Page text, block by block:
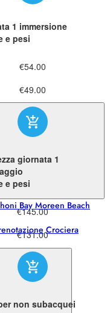
BayMoreen Beach
Crociera
1 immersione
e pesi
€54.00
€49.00
giornata 1
e pesi
€145.00
€131.00
non subacquei